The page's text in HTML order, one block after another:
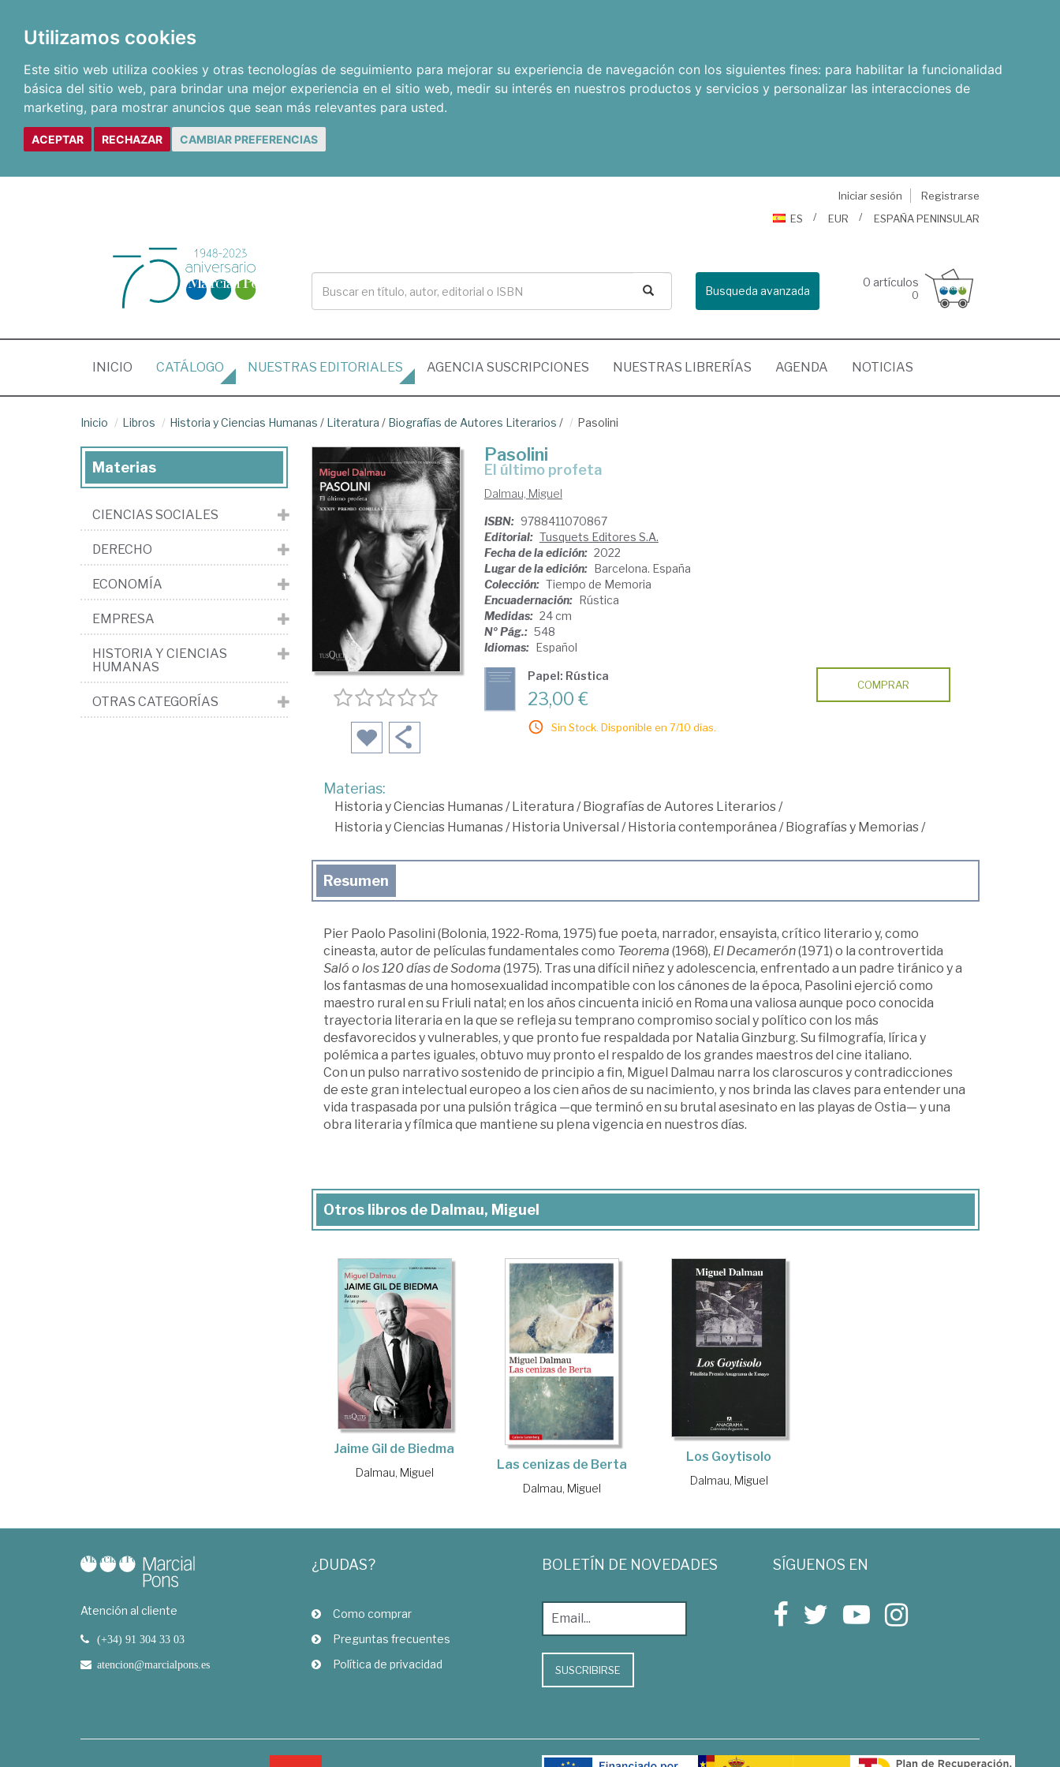
Utilizamos cookies
Este sitio web utiliza cookies y otras tecnologías de seguimiento para mejorar su experiencia de navegación con los siguientes fines: para habilitar la funcionalidad
básica del sitio web, para brindar una mejor experiencia en el sitio web, medir su interés en nuestros productos y servicios y personalizar las interacciones de
marketing, para mostrar anuncios que sean más relevantes para usted.
ACEPTAR RECHAZAR CAMBIAR PREFERENCIAS
Iniciar sesión
Registrarse
ES
EUR ESPAÑA PENINSULAR
Busqueda avanzada
0 artículos
0
INICIO (CURRENT)
CATÁLOGO NUESTRAS EDITORIALES AGENCIA SUSCRIPCIONES NUESTRAS LIBRERÍAS AGENDA NOTICIAS
Inicio Libros Historia y Ciencias Humanas / Literatura / Biografías de Autores Literarios / Pasolini
Pasolini
El último profeta
Dalmau, Miguel
ISBN: 9788411070867
Editorial: Tusquets Editores S.A.
Fecha de la edición: 2022
Lugar de la edición: Barcelona. España
Colección: Tiempo de Memoria
Encuadernación: Rústica
Medidas: 24 cm
Nº Pág.: 548
Idiomas: Español
Papel: Rústica
23,00 €
Sin Stock. Disponible en 7/10 días.
COMPRAR
Materias:
Historia y Ciencias Humanas/Literatura /Biografías de Autores Literarios/
Historia y Ciencias Humanas/Historia Universal /Historia contemporánea /Biografías y Memorias/
Resumen
Pier Paolo Pasolini (Bolonia, 1922-Roma, 1975) fue poeta, narrador, ensayista, crítico literario y, como
cineasta, autor de películas fundamentales como Teorema (1968), El Decamerón(1971) o la controvertida
Saló o los 120 días de Sodoma (1975). Tras una difícil niñez y adolescencia, enfrentado a un padre tiránico y a
los fantasmas de una homosexualidad incompatible con los cánones de la época, Pasolini ejerció como
maestro rural en su Friuli natal; en los años cincuenta inició en Roma una valiosa aunque poco conocida
trayectoria literaria en la que se refleja su temprano compromiso social y político con los más
desfavorecidos y vulnerables, y que pronto fue respaldada por Natalia Ginzburg. Su filmografía, lírica y
polémica a partes iguales, obtuvo muy pronto el respaldo de los grandes maestros del cine italiano.
Con un pulso narrativo sostenido de principio a fin, Miguel Dalmau narra los claroscuros y contradicciones
de este gran intelectual europeo a los cien años de su nacimiento, y nos brinda las claves para entender una
vida traspasada por una pulsión trágica —que terminó en su brutal asesinato en las playas de Ostia— y una
obra literaria y fílmica que mantiene su plena vigencia en nuestros días.
Otros libros de Dalmau, Miguel
Jaime Gil de Biedma
Dalmau, Miguel Las cenizas de Berta
Dalmau, Miguel
Los Goytisolo
Dalmau, Miguel
Materias
CIENCIAS SOCIALES
DERECHO
ECONOMÍA
EMPRESA
HISTORIA Y CIENCIAS
HUMANAS
OTRAS CATEGORÍAS
Atención al cliente
(+34) 91 304 33 03
atencion@marcialpons.es
¿DUDAS?
Como comprar
Preguntas frecuentes
Política de privacidad
BOLETÍN DE NOVEDADES
SUSCRIBIRSE
SÍGUENOS EN